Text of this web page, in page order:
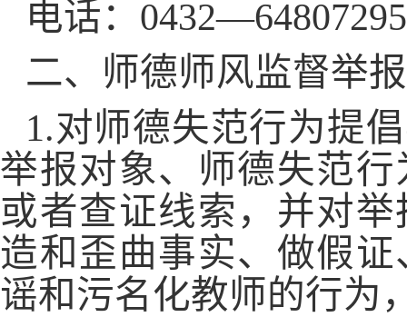
电话：0432—64807295
二、师德师风监督举
1.对师德失范行为提
举报对象、师德失范
或者查证线索，并对
造和歪曲事实、做假
谣和污名化教师的行为